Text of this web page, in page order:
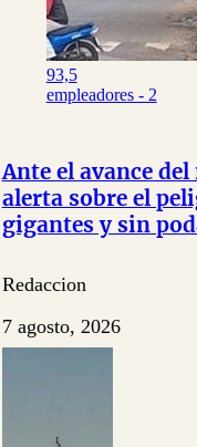
93,5
empleadores - 2
Ante el avance
alerta sobre el
gigantes y sin
Redaccion
7 agosto, 2026